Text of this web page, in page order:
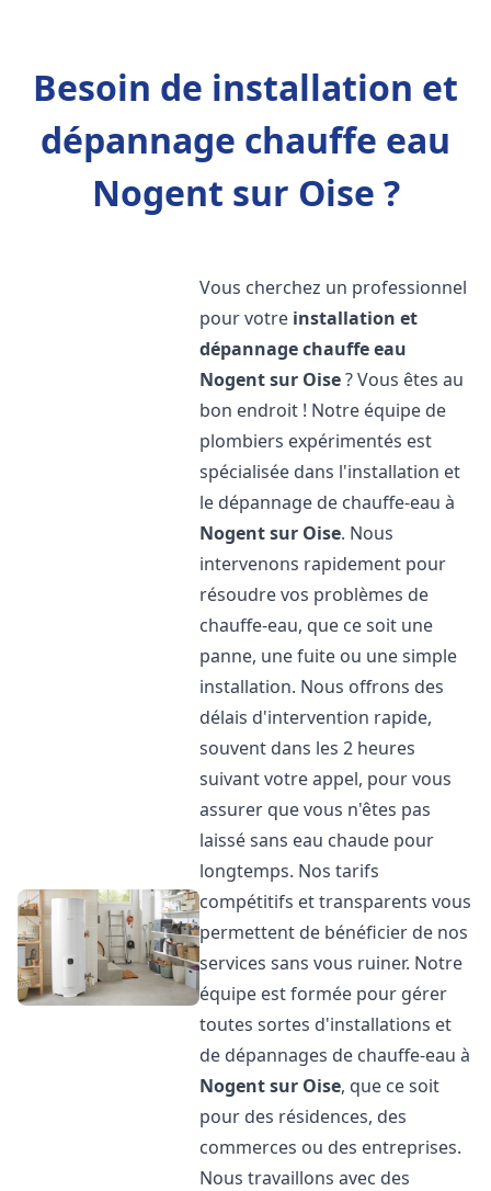
Besoin de installation et
dépannage chauffe eau
Nogent sur Oise ?
Vous cherchez un professionnel
pour votre installation et
dépannage chauffe eau
Nogent sur Oise? Vous êtes au
bon endroit ! Notre équipe de
plombiers expérimentés est
spécialisée dans l'installation et
le dépannage de chauffe-eau à
Nogent sur Oise. Nous
intervenons rapidement pour
résoudre vos problèmes de
chauffe-eau, que ce soit une
panne, une fuite ou une simple
installation. Nous offrons des
délais d'intervention rapide,
souvent dans les 2 heures
suivant votre appel, pour vous
assurer que vous n'êtes pas
laissé sans eau chaude pour
longtemps. Nos tarifs
compétitifs et transparents vous
permettent de bénéficier de nos
services sans vous ruiner. Notre
équipe est formée pour gérer
toutes sortes d'installations et
de dépannages de chauffe-eau à
Nogent sur Oise, que ce soit
pour des résidences, des
commerces ou des entreprises.
Nous travaillons avec des